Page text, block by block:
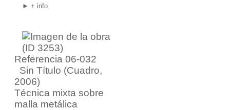
► + info
Referencia 06-032
Sin Título (Cuadro,
2006)
Técnica mixta sobre
malla metálica